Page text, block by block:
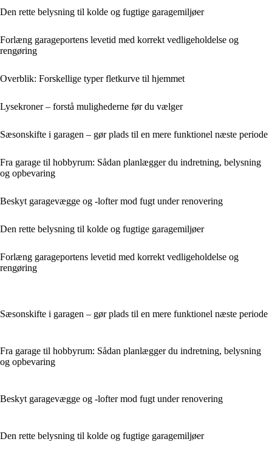
Den rette belysning til kolde og fugtige garagemiljøer
Forlæng garageportens levetid med korrekt vedligeholdelse og
rengøring
Overblik: Forskellige typer fletkurve til hjemmet
Lysekroner – forstå mulighederne før du vælger
Sæsonskifte i garagen – gør plads til en mere funktionel næste periode
Fra garage til hobbyrum: Sådan planlægger du indretning, belysning
og opbevaring
Beskyt garagevægge og -lofter mod fugt under renovering
Den rette belysning til kolde og fugtige garagemiljøer
Forlæng garageportens levetid med korrekt vedligeholdelse og
rengøring
Sæsonskifte i garagen – gør plads til en mere funktionel næste periode
Fra garage til hobbyrum: Sådan planlægger du indretning, belysning
og opbevaring
Beskyt garagevægge og -lofter mod fugt under renovering
Den rette belysning til kolde og fugtige garagemiljøer